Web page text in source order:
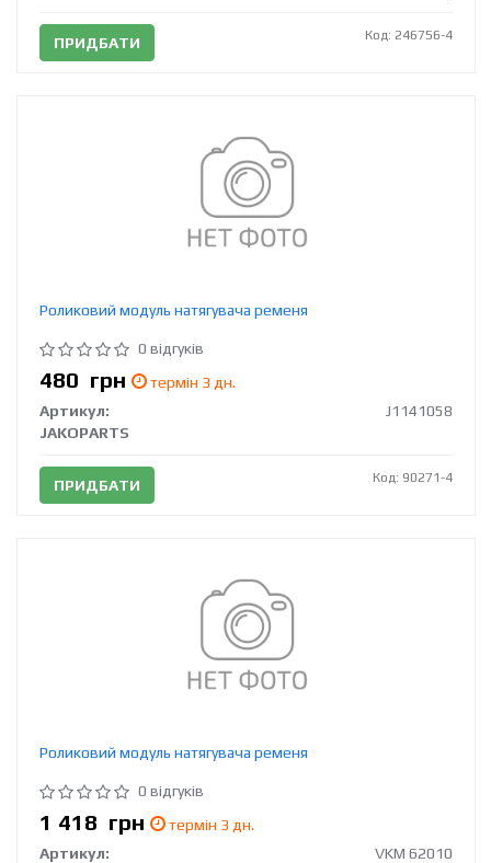
ПРИДБАТИ Код: 246756-4
Роликовий модуль натягувача ременя
0 відгуків
480 грн
термін 3 дн.
Артикул:
J1141058
JAKOPARTS
ПРИДБАТИ Код: 90271-4
Роликовий модуль натягувача ременя
0 відгуків
1 418 грн
термін 3 дн.
Артикул:
VKM 62010